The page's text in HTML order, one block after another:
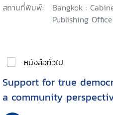
สถานที่พิมพ์:
Bangkok :
Publishing
หนังสือทั่วไป
Support for true
a community